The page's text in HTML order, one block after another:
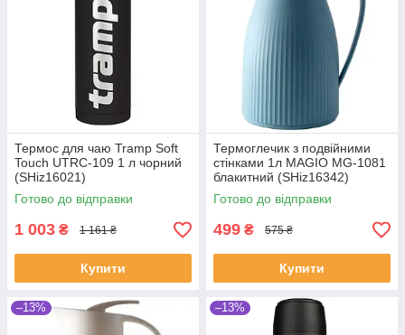
Термос для чаю Tramp Soft
Touch UTRC-109 1 л чорний
(SHiz16021)
Готово до відправки
1 003 ₴ 1 161 ₴
Купити
Термоглечик з подвійними
стінками 1л MAGIO MG-1081
блакитний (SHiz16342)
Готово до відправки
499 ₴ 575 ₴
Купити
–13% –13%